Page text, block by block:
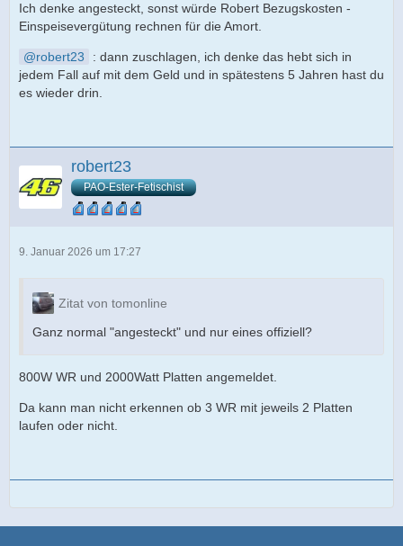
Ich denke angesteckt, sonst würde Robert Bezugskosten -
Einspeisevergütung rechnen für die Amort.
robert23
: dann zuschlagen, ich denke das hebt sich in
jedem Fall auf mit dem Geld und in spätestens 5 Jahren hast du
es wieder drin.
robert23
PAO-Ester-Fetischist
9. Januar 2026 um 17:27
Zitat von tomonline
Ganz normal "angesteckt" und nur eines offiziell?
800W WR und 2000Watt Platten angemeldet.
Da kann man nicht erkennen ob 3 WR mit jeweils 2 Platten
laufen oder nicht.